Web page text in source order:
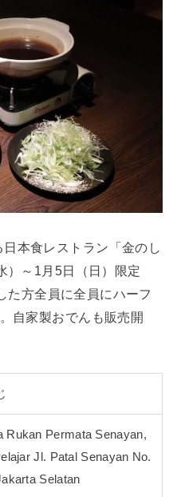
本食レストラン「金のし
）～1月5日（日）限定
た方全員に全員にハーフ
自家製おでんも販売開
Rukan Permata Senayan,
Jl. Patal Senayan No.
Selatan